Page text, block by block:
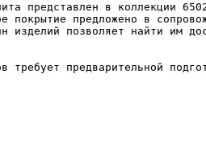
представлен в
предложено в
изделий позволяет найти им
требует предварительной